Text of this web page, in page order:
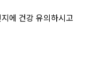
에 건강 유의하시고